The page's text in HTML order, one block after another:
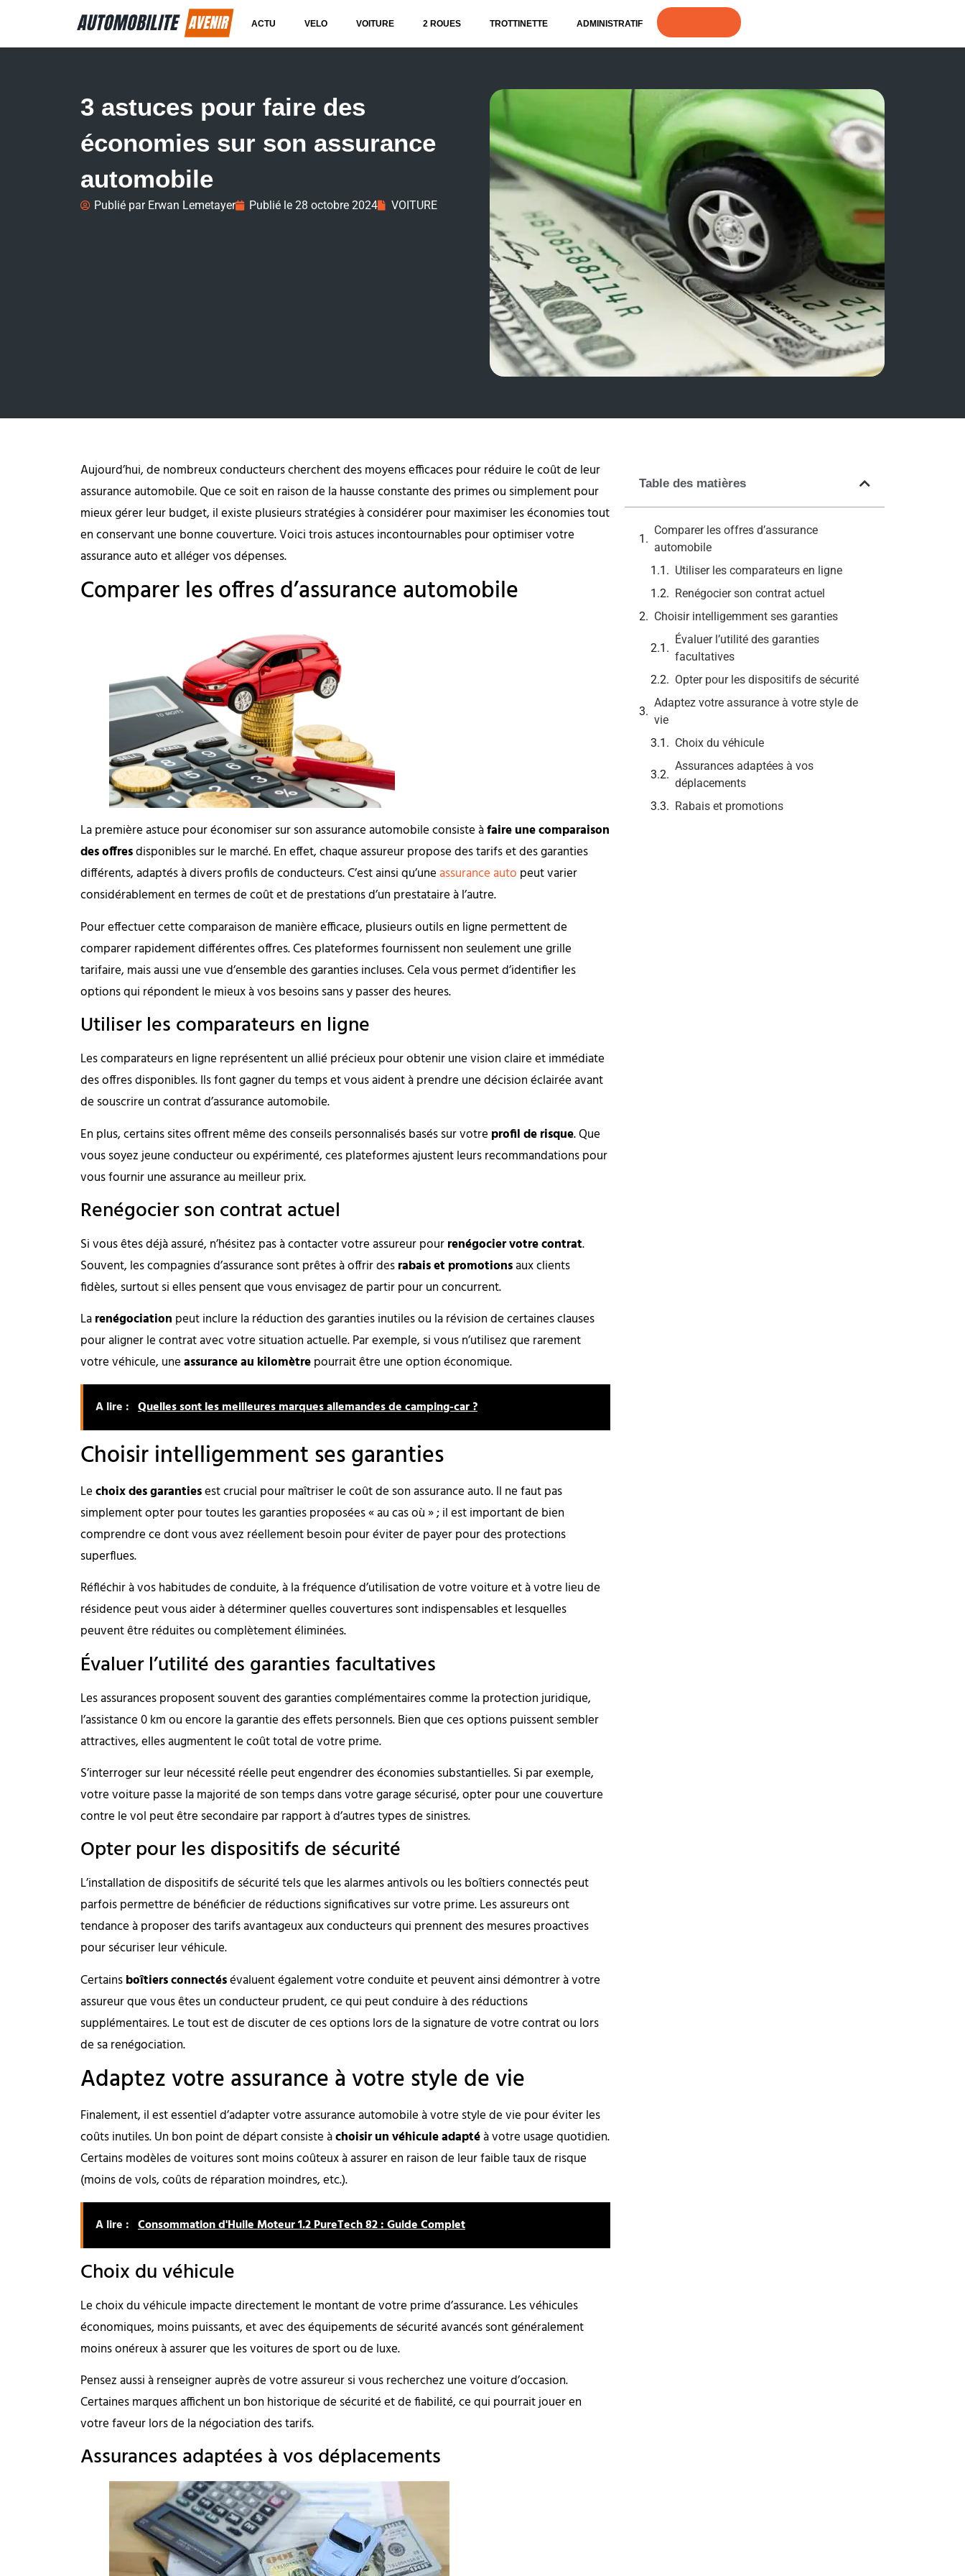
ACTU VELO VOITURE 2 ROUES TROTTINETTE ADMINISTRATIF
3 astuces pour faire des
économies sur son assurance
automobile
Publié parErwan Lemetayer Publié le 28 octobre 2024 VOITURE
Aujourd’hui, de nombreux conducteurs cherchent des moyens efficaces pour réduire le coût de leur
assurance automobile. Que ce soit en raison de la hausse constante des primes ou simplement pour
mieux gérer leur budget, il existe plusieurs stratégies à considérer pour maximiser les économies tout
en conservant une bonne couverture. Voici trois astuces incontournables pour optimiser votre
assurance auto et alléger vos dépenses.
Comparer les offres d’assurance automobile
La première astuce pour économiser sur son assurance automobile consiste àfaire une comparaison
des offresdisponibles sur le marché. En effet, chaque assureur propose des tarifs et des garanties
différents, adaptés à divers profils de conducteurs. C’est ainsi qu’uneassurance auto peut varier
considérablement en termes de coût et de prestations d’un prestataire à l’autre.
Pour effectuer cette comparaison de manière efficace, plusieurs outils en ligne permettent de
comparer rapidement différentes offres. Ces plateformes fournissent non seulement une grille
tarifaire, mais aussi une vue d’ensemble des garanties incluses. Cela vous permet d’identifier les
options qui répondent le mieux à vos besoins sans y passer des heures.
Utiliser les comparateurs en ligne
Les comparateurs en ligne représentent un allié précieux pour obtenir une vision claire et immédiate
des offres disponibles. Ils font gagner du temps et vous aident à prendre une décision éclairée avant
de souscrire un contrat d’assurance automobile.
En plus, certains sites offrent même des conseils personnalisés basés sur votre profil de risque. Que
vous soyez jeune conducteur ou expérimenté, ces plateformes ajustent leurs recommandations pour
vous fournir une assurance au meilleur prix.
Renégocier son contrat actuel
Si vous êtes déjà assuré, n’hésitez pas à contacter votre assureur pourrenégocier votre contrat.
Souvent, les compagnies d’assurance sont prêtes à offrir desrabais et promotionsaux clients
fidèles, surtout si elles pensent que vous envisagez de partir pour un concurrent.
Larenégociation peut inclure la réduction des garanties inutiles ou la révision de certaines clauses
pour aligner le contrat avec votre situation actuelle. Par exemple, si vous n’utilisez que rarement
votre véhicule, uneassurance au kilomètrepourrait être une option économique.
A lire : Quelles sont les meilleures marques allemandes de camping-car ?
Choisir intelligemment ses garanties
Lechoix des garantiesest crucial pour maîtriser le coût de son assurance auto. Il ne faut pas
simplement opter pour toutes les garanties proposées « au cas où » ; il est important de bien
comprendre ce dont vous avez réellement besoin pour éviter de payer pour des protections
superflues.
Réfléchir à vos habitudes de conduite, à la fréquence d’utilisation de votre voiture et à votre lieu de
résidence peut vous aider à déterminer quelles couvertures sont indispensables et lesquelles
peuvent être réduites ou complètement éliminées.
Évaluer l’utilité des garanties facultatives
Les assurances proposent souvent des garanties complémentaires comme la protection juridique,
l’assistance 0 km ou encore la garantie des effets personnels. Bien que ces options puissent sembler
attractives, elles augmentent le coût total de votre prime.
S’interroger sur leur nécessité réelle peut engendrer des économies substantielles. Si par exemple,
votre voiture passe la majorité de son temps dans votre garage sécurisé, opter pour une couverture
contre le vol peut être secondaire par rapport à d’autres types de sinistres.
Opter pour les dispositifs de sécurité
L’installation de dispositifs de sécurité tels que les alarmes antivols ou les boîtiers connectés peut
parfois permettre de bénéficier de réductions significatives sur votre prime. Les assureurs ont
tendance à proposer des tarifs avantageux aux conducteurs qui prennent des mesures proactives
pour sécuriser leur véhicule.
Certainsboîtiers connectésévaluent également votre conduite et peuvent ainsi démontrer à votre
assureur que vous êtes un conducteur prudent, ce qui peut conduire à des réductions
supplémentaires. Le tout est de discuter de ces options lors de la signature de votre contrat ou lors
de sa renégociation.
Adaptez votre assurance à votre style de vie
Finalement, il est essentiel d’adapter votre assurance automobile à votre style de vie pour éviter les
coûts inutiles. Un bon point de départ consiste àchoisir un véhicule adaptéà votre usage quotidien.
Certains modèles de voitures sont moins coûteux à assurer en raison de leur faible taux de risque
(moins de vols, coûts de réparation moindres, etc.).
A lire : Consommation d'Huile Moteur 1.2 PureTech 82 : Guide Complet
Choix du véhicule
Le choix du véhicule impacte directement le montant de votre prime d’assurance. Les véhicules
économiques, moins puissants, et avec des équipements de sécurité avancés sont généralement
moins onéreux à assurer que les voitures de sport ou de luxe.
Pensez aussi à renseigner auprès de votre assureur si vous recherchez une voiture d’occasion.
Certaines marques affichent un bon historique de sécurité et de fiabilité, ce qui pourrait jouer en
votre faveur lors de la négociation des tarifs.
Assurances adaptées à vos déplacements
Table des matières
Comparer les offres d’assurance
automobile
Utiliser les comparateurs en ligne
Renégocier son contrat actuel
Choisir intelligemment ses garanties
Évaluer l’utilité des garanties
facultatives
Opter pour les dispositifs de sécurité
Adaptez votre assurance à votre style de
vie
Choix du véhicule
Assurances adaptées à vos
déplacements
Rabais et promotions